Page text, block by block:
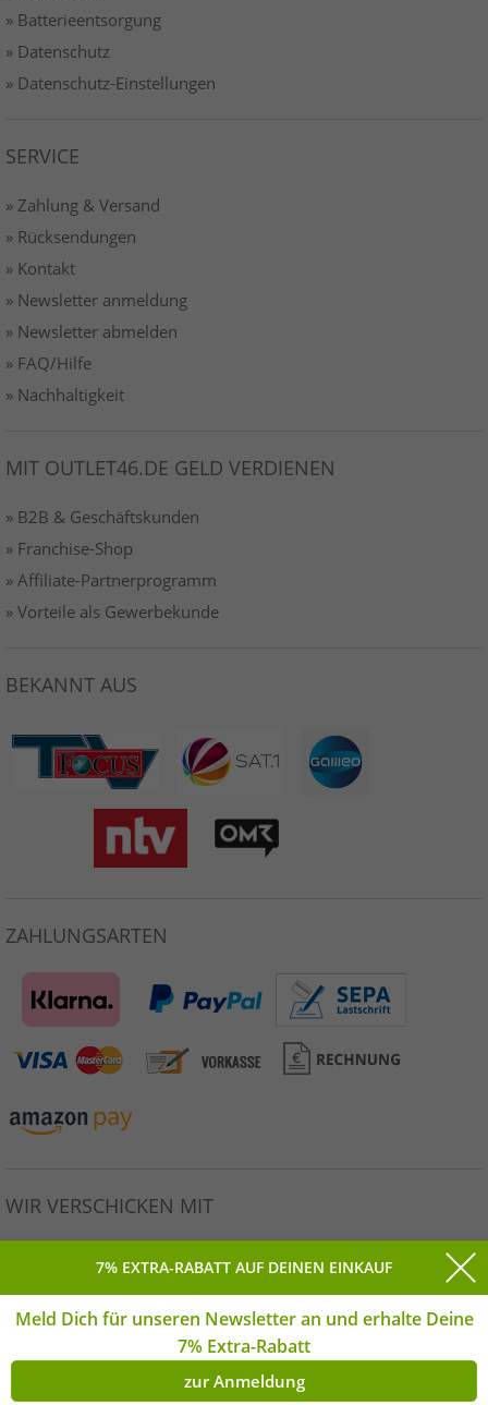
» Batterieentsorgung
» Datenschutz
» Datenschutz-Einstellungen
SERVICE
» Zahlung & Versand
» Rücksendungen
» Kontakt
» Newsletter anmeldung
» Newsletter abmelden
» FAQ/Hilfe
» Nachhaltigkeit
MIT OUTLET46.DE GELD VERDIENEN
» B2B & Geschäftskunden
» Franchise-Shop
» Affiliate-Partnerprogramm
» Vorteile als Gewerbekunde
BEKANNT AUS
ZAHLUNGSARTEN
WIR VERSCHICKEN MIT
Alle Preise inkl. gesetzlicher MwSt. * Unverbindliche
Preisempfehlung des Herstellers. | © Copyright 2026
Outlet46.de GmbH Alle Rechte vorbehalten. | **Montag-
7% EXTRA-RABATT AUF DEINEN EINKAUF
Meld Dich für unseren Newsletter an und erhalte Deine
7% Extra-Rabatt
zur Anmeldung